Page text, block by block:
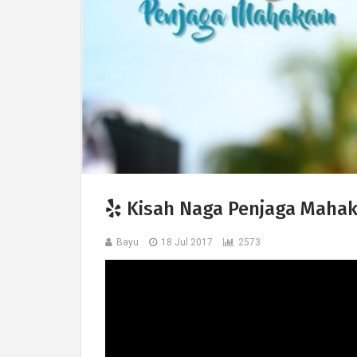
Kisah Naga Penjaga
Bayu 18 Jul 2017 2573